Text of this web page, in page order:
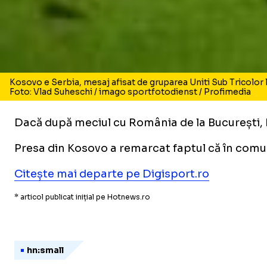
Kosovo e Serbia, mesaj afisat de gruparea Uniti Sub Tricolor
Foto: Vlad Suheschi / imago sportfotodienst / Profimedia
Dacă după meciul cu România de la
Presa din Kosovo a remarcat faptul că în
Citește mai departe pe Digisport.ro
* articol publicat inițial pe Hotnews.ro
hn:small